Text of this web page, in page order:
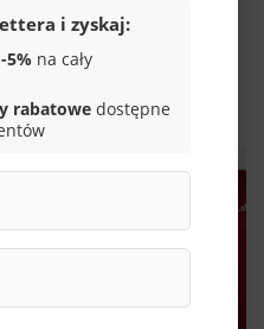
WIĘCEJ
i zyskaj:
5% na cały
rabatowe dostępne